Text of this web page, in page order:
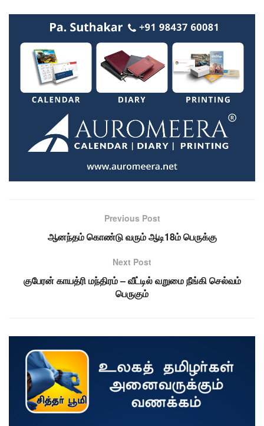
Previous Post
ஆனந்தம் கொண்டு வரும் ஆடி18ம் பெருக்கு
Next Post
குபேரன் காயத்ரி மந்திரம் – வீட்டில் வறுமை நீங்கி செல்வம்
பெருகும்